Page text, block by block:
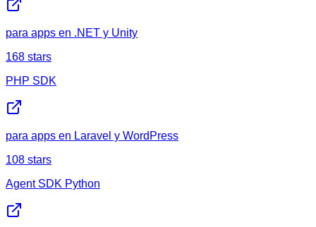
para apps en .NET y Unity
168 stars
PHP SDK
para apps en Laravel y WordPress
108 stars
Agent SDK Python